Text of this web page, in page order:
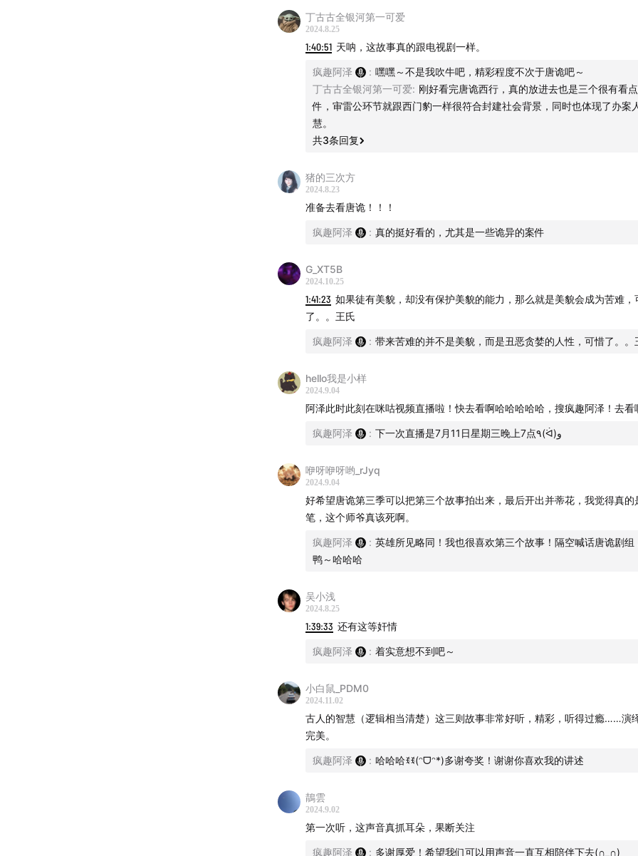
致命女人：与男友尸体同眠
罪案盘点：五宗邪门凶杀案
听友点菜：刑讯逼供裸尸案
天下第一悬案：呼兰大侠案
反转！凶手杀死了自己
童年阴影：重温少年包青天
罪案盘点：驯养人类的魔鬼
洗冤录：监狱澡堂裸尸案
罪案盘点：香港十大奇案
致命女人：女孩毒杀了母亲
反转！贩卖少女自救案
片头曲：狄公训 - 许昊珂XHK，罗锟
片尾曲： 念长安 - 于毅（ps：耳中不静秦孝白）
丁古古全银河第一可爱
2024.8.25
1:40:51 天呐，这故事真的跟电视剧一样。
疯趣阿泽 : 嘿嘿～不是我吹牛吧，精彩程度不次于唐诡吧～
丁古古全银河第一可爱: 刚好看完唐诡西行，真的放进去也是三个很有看
件，审雷公环节就跟西门豹一样很符合封建社会背景，同时也体现了办案
慧。
共3条回复
猪的三次方
2024.8.23
准备去看唐诡！！！
疯趣阿泽 : 真的挺好看的，尤其是一些诡异的案件
G_XT5B
2024.10.25
1:41:23 如果徒有美貌，却没有保护美貌的能力，那么就是美貌会成为苦难，
了。。王氏
疯趣阿泽 : 带来苦难的并不是美貌，而是丑恶贪婪的人性，可惜了。。
hello我是小样
2024.9.04
阿泽此时此刻在咪咕视频直播啦！快去看啊哈哈哈哈哈，搜疯趣阿泽！去看
疯趣阿泽 : 下一次直播是7月11日星期三晚上7点٩(ᐛ)و
咿呀咿呀哟_rJyq
2024.9.04
好希望唐诡第三季可以把第三个故事拍出来，最后开出并蒂花，我觉得真的
笔，这个师爷真该死啊。
疯趣阿泽 : 英雄所见略同！我也很喜欢第三个故事！隔空喊话唐诡剧组
鸭～哈哈哈
吴小浅
2024.8.25
1:39:33 还有这等奸情
疯趣阿泽 : 着实意想不到吧～
小白鼠_PDM0
2024.11.02
古人的智慧（逻辑相当清楚）这三则故事非常好听，精彩，听得过瘾……演
完美。
疯趣阿泽 : 哈哈哈ꉂꉂ(ᵔᗜᵔ*)多谢夸奖！谢谢你喜欢我的讲述
鶄雲
2024.9.02
第一次听，这声音真抓耳朵，果断关注
疯趣阿泽 : 多谢厚爱！希望我们可以用声音一直互相陪伴下去(∩_∩)